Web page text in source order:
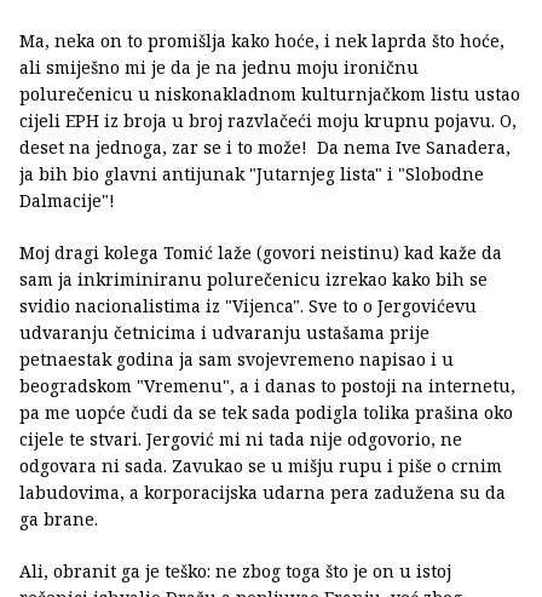
Ma, neka on to promišlja kako hoće, i nek laprda što hoće,
ali smiješno mi je da je na jednu moju ironičnu
polurečenicu u niskonakladnom kulturnjačkom listu ustao
cijeli EPH iz broja u broj razvlačeći moju krupnu pojavu. O,
deset na jednoga, zar se i to može! Da nema Ive Sanadera,
ja bih bio glavni antijunak "Jutarnjeg lista" i "Slobodne
Dalmacije"!
Moj dragi kolega Tomić laže (govori neistinu) kad kaže da
sam ja inkriminiranu polurečenicu izrekao kako bih se
svidio nacionalistima iz "Vijenca". Sve to o Jergovićevu
udvaranju četnicima i udvaranju ustašama prije
petnaestak godina ja sam svojevremeno napisao i u
beogradskom "Vremenu", a i danas to postoji na internetu,
pa me uopće čudi da se tek sada podigla tolika prašina oko
cijele te stvari. Jergović mi ni tada nije odgovorio, ne
odgovara ni sada. Zavukao se u mišju rupu i piše o crnim
labudovima, a korporacijska udarna pera zadužena su da
ga brane.
Ali, obranit ga je teško: ne zbog toga što je on u istoj